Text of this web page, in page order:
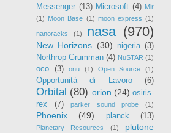
Messenger (13) Microsoft (4) Mir
(1) Moon Base (1) moon express (1)
nanoracks (1) nasa (970)
New Horizons (30) nigeria (3)
Northrop Grumman (4) NuSTAR (1)
oco (3) onu (1) Open Source (1)
Opportunità di Lavoro (6)
Orbital (80) orion (24) osiris-
rex
(7) parker sound probe (1)
Phoenix (49) planck (13)
Planetary Resources (1)
plutone